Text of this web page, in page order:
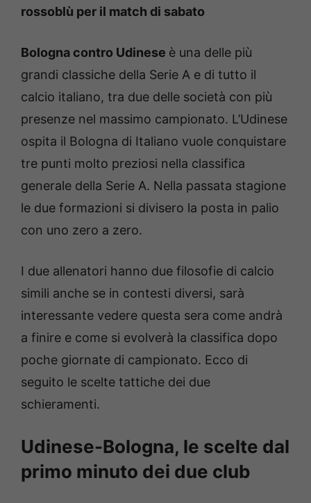
rossoblù per il match di sabato
Bologna contro Udinese è una delle più
grandi classiche della Serie A e di tutto il
calcio italiano, tra due delle società con più
presenze nel massimo campionato. L’Udinese
ospita il Bologna di Italiano vuole conquistare
tre punti molto preziosi nella classifica
generale della Serie A. Nella passata stagione
le due formazioni si divisero la posta in palio
con uno zero a zero.
I due allenatori hanno due filosofie di calcio
simili anche se in contesti diversi, sarà
interessante vedere questa sera come andrà
a finire e come si evolverà la classifica dopo
poche giornate di campionato. Ecco di
seguito le scelte tattiche dei due
schieramenti.
Udinese-Bologna, le scelte dal
primo minuto dei due club